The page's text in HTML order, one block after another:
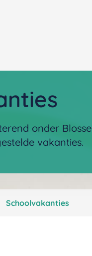
onder
vakanties.
Schoolvakanties